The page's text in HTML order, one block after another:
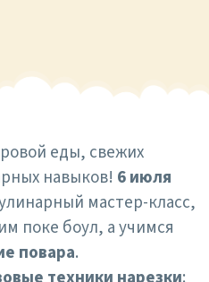
еды, свежих
навыков! 6 июля
мастер-класс,
поке боул, а учимся
повара.